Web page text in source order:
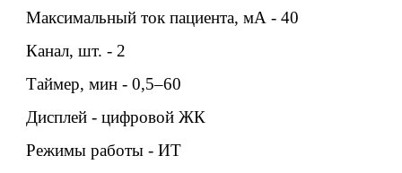
Максимальный ток пациента, мА - 40
Канал, шт. - 2
Таймер, мин - 0,5–60
Дисплей - цифровой ЖК
Режимы работы - ИТ